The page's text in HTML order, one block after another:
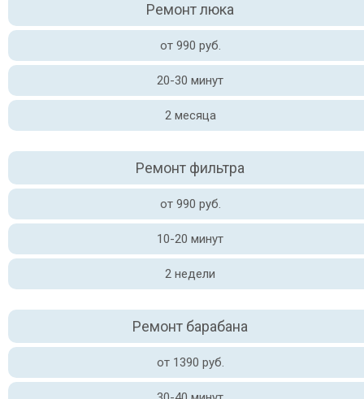
Ремонт люка
от 990 руб.
20-30 минут
2 месяца
Ремонт фильтра
от 990 руб.
10-20 минут
2 недели
Ремонт барабана
от 1390 руб.